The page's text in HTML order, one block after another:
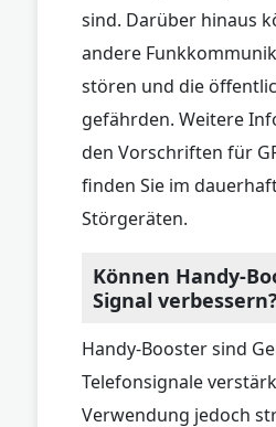
sind. Darüber hinaus
andere
stören und die
gefährden. Weitere
den Vorschriften für
finden Sie im
Störgeräten.
Können Handy-
Signal verbessern?
Handy-Booster sind
Telefonsignale
Verwendung jedoch